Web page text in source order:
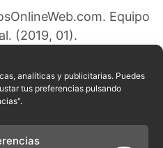
analíticas y publicitarias. Puedes
tus preferencias pulsando
Equipo
(2019, 01).
en fecha 08, 2026,
componentes-de-